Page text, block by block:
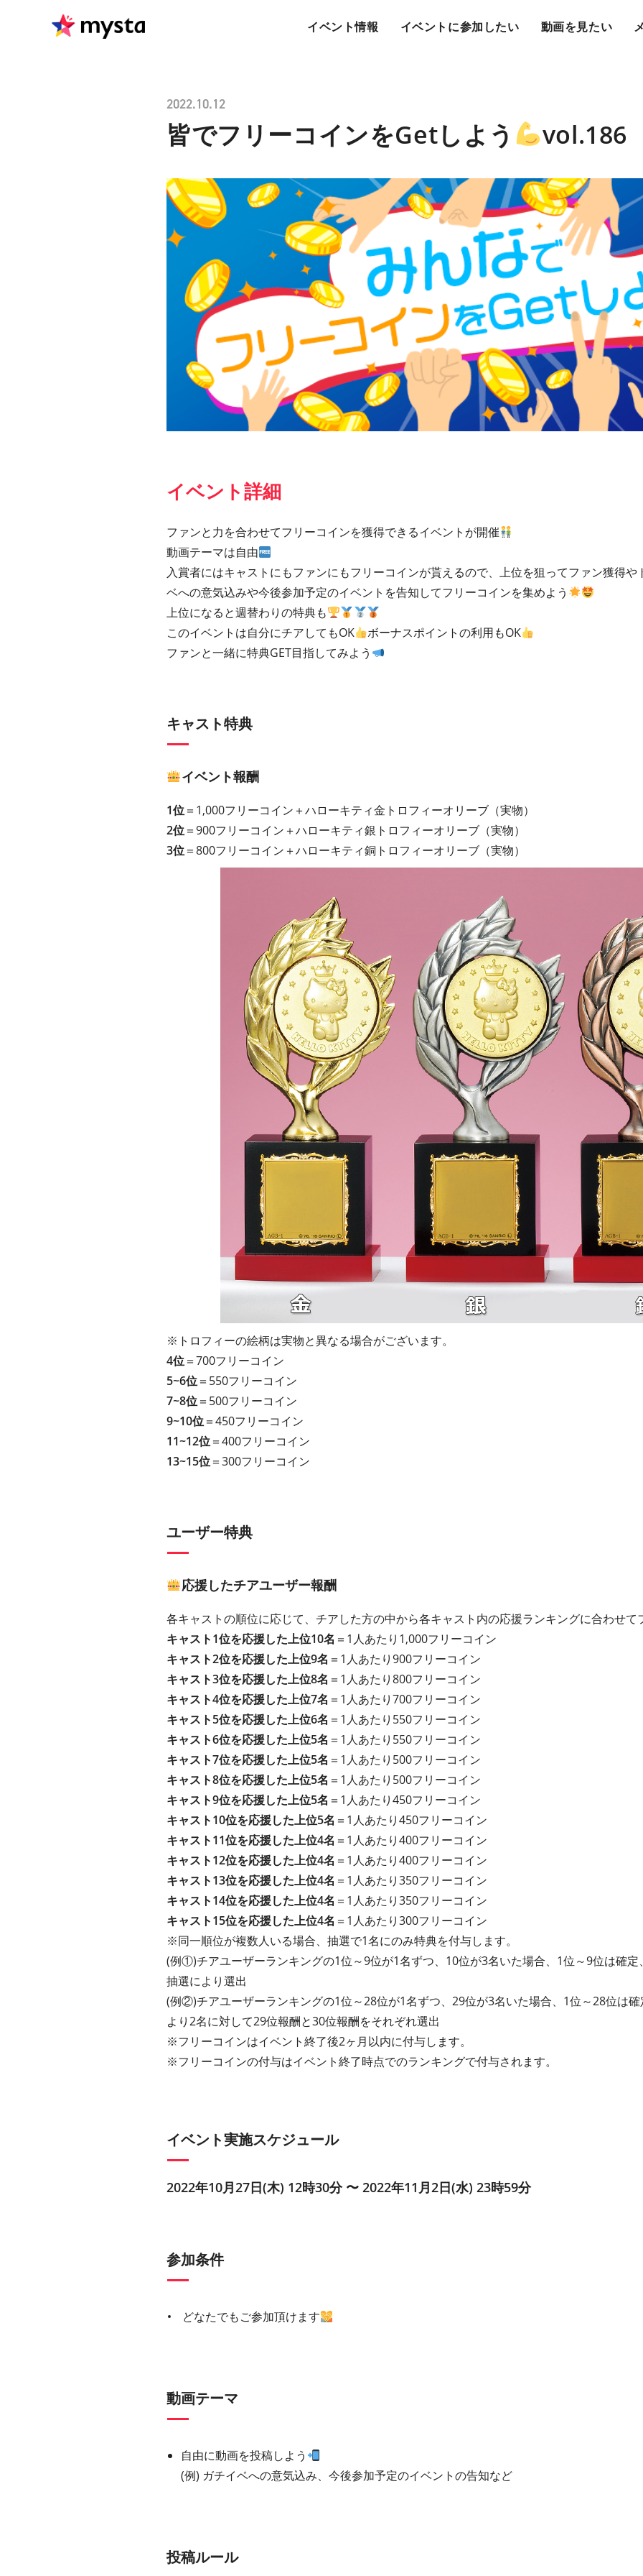
イベント情報 イベントに参加したい 動画を見たい
2022.10.12
皆でフリーコインをGetしよう vol.186
イベント詳細
ファンと力を合わせてフリーコインを獲得できるイベントが開催
動画テーマは自由
入賞者にはキャストにもファンにもフリーコインが貰えるので、上位を狙ってファン獲得や
ベへの意気込みや今後参加予定のイベントを告知してフリーコインを集めよう
上位になると週替わりの特典も
このイベントは自分にチアしてもOK
ボーナスポイントの利用もOK
ファンと一緒に特典GET目指してみよう
キャスト特典
イベント報酬
1位＝1,000フリーコイン＋ハローキティ金トロフィーオリーブ（実物）
2位＝900フリーコイン＋ハローキティ銀トロフィーオリーブ（実物）
3位＝800フリーコイン＋ハローキティ銅トロフィーオリーブ（実物）
※トロフィーの絵柄は実物と異なる場合がございます。
4位＝700フリーコイン
5~6位＝550フリーコイン
7~8位＝500フリーコイン
9~10位＝450フリーコイン
11~12位＝400フリーコイン
13~15位＝300フリーコイン
ユーザー特典
応援したチアユーザー報酬
各キャストの順位に応じて、チアした方の中から各キャスト内の応援ランキングに合わせて
キャスト1位を応援した上位10名 ＝1人あたり1,000フリーコイン
キャスト2位を応援した上位9名 ＝1人あたり900フリーコイン
キャスト3位を応援した上位8名 ＝1人あたり800フリーコイン
キャスト4位を応援した上位7名 ＝1人あたり700フリーコイン
キャスト5位を応援した上位6名 ＝1人あたり550フリーコイン
キャスト6位を応援した上位5名 ＝1人あたり550フリーコイン
キャスト7位を応援した上位5名 ＝1人あたり500フリーコイン
キャスト8位を応援した上位5名 ＝1人あたり500フリーコイン
キャスト9位を応援した上位5名 ＝1人あたり450フリーコイン
キャスト10位を応援した上位5名 ＝1人あたり450フリーコイン
キャスト11位を応援した上位4名 ＝1人あたり400フリーコイン
キャスト12位を応援した上位4名 ＝1人あたり400フリーコイン
キャスト13位を応援した上位4名 ＝1人あたり350フリーコイン
キャスト14位を応援した上位4名 ＝1人あたり350フリーコイン
キャスト15位を応援した上位4名 ＝1人あたり300フリーコイン
※同一順位が複数人いる場合、抽選で1名にのみ特典を付与します。
(例①)チアユーザーランキングの1位～9位が1名ずつ、10位が3名いた場合、1位～9位は確定
抽選により選出
(例②)チアユーザーランキングの1位～28位が1名ずつ、29位が3名いた場合、1位～28位は
より2名に対して29位報酬と30位報酬をそれぞれ選出
※フリーコインはイベント終了後2ヶ月以内に付与します。
※フリーコインの付与はイベント終了時点でのランキングで付与されます。
イベント実施スケジュール
2022年10月27日(木) 12時30分 〜 2022年11月2日(水) 23時59分
参加条件
どなたでもご参加頂けます
動画テーマ
自由に動画を投稿しよう
(例) ガチイベへの意気込み、今後参加予定のイベントの告知など
投稿ルール